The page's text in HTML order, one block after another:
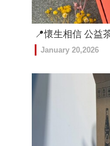
📍懷生相信 公益
January 20,2026